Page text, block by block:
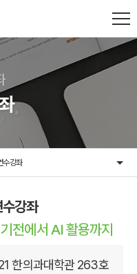
수강좌
강좌
전에서 AI 활용까지
한의과대학관 263호